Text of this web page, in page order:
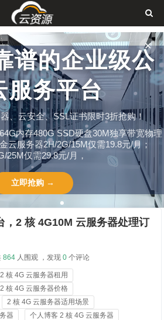
谱的企业级公
服务平台
、云安全、SSL证书限时3折抢购！
内存480G SSD硬盘30M独享带宽物理
云服务器2H/2G/15M仅需19.8元/月；
25M仅需29.8元/月，
立即抢购 →
✕
，2 核 4G10M 云服务器处理订
864 人围观 ，发现 0 个评论
2 核 4G 云服务器租用
2 核 4G 云服务器价格
2 核 4G 云服务器适用场景
器
个人博客 2 核 4G 云服务器